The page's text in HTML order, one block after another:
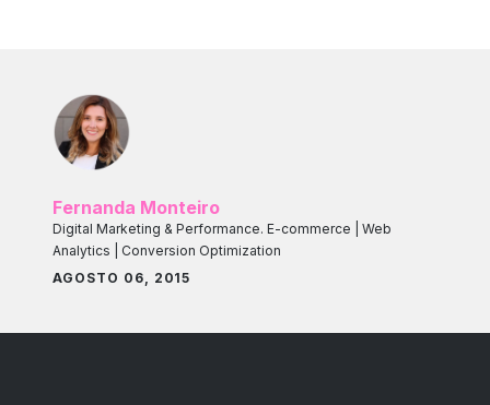
Fernanda Monteiro
Digital Marketing & Performance. E-commerce | Web
Analytics | Conversion Optimization
AGOSTO 06, 2015